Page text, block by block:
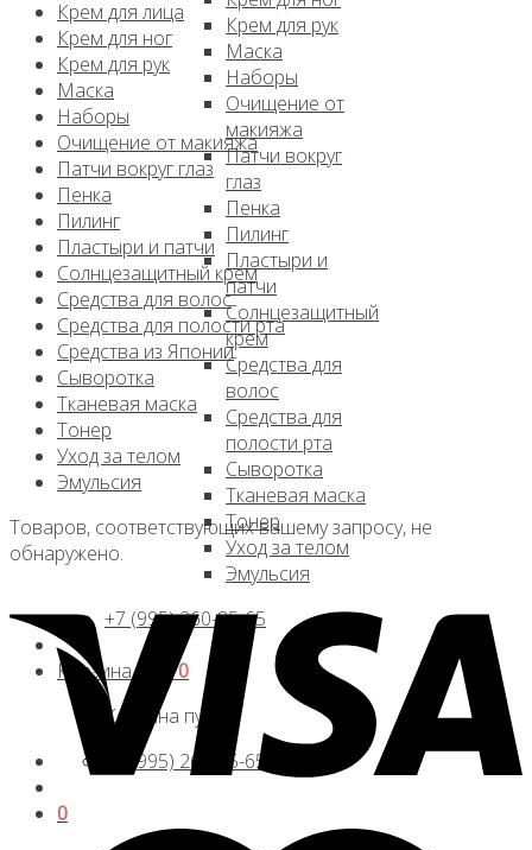
Крем для рук
Маска
Наборы
Очищение от
макияжа
Патчи вокруг
глаз
Пенка
Пилинг
Пластыри и
патчи
Солнцезащитный
крем
Средства для
волос
Средства для
полости рта
Сыворотка
Тканевая маска
Тонер
Уход за телом
Эмульсия
+7 (995) 260-85-65
Корзина /
0
Корзина пуста.
+7 (995) 260-85-65
0
Крем для лица
Крем для ног
Крем для рук
Маска
Наборы
Очищение от макияжа
Патчи вокруг глаз
Пенка
Пилинг
Пластыри и патчи
Солнцезащитный крем
Средства для волос
Средства для полости рта
Средства из Японии
Сыворотка
Тканевая маска
Тонер
Уход за телом
Эмульсия
Товаров, соответствующих вашему запросу, не
обнаружено.